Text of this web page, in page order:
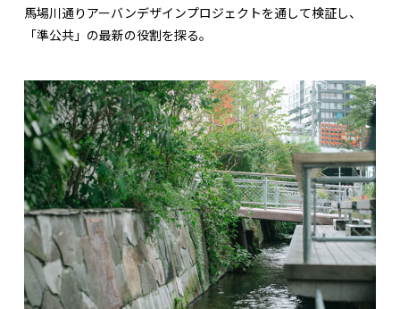
馬場川通りアーバンデザインプロジェクトを通して検証し、
「準公共」の最新の役割を探る。